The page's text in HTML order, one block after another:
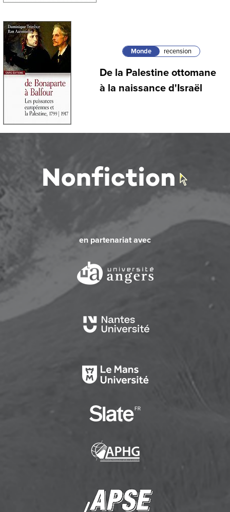
Monde recension
De la Palestine ottomane
à la naissance d'Israël
en partenariat avec